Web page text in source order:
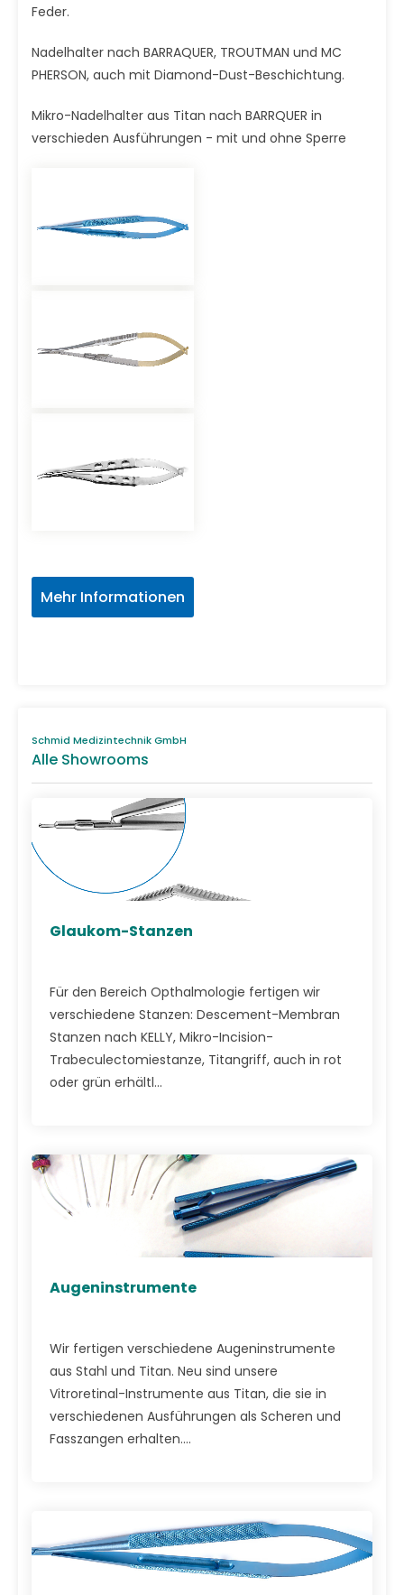
Feder.
Nadelhalter nach BARRAQUER, TROUTMAN und MC
PHERSON, auch mit Diamond-Dust-Beschichtung.
Mikro-Nadelhalter aus Titan nach BARRQUER in
verschieden Ausführungen - mit und ohne Sperre
Mehr Informationen
Schmid Medizintechnik GmbH
Alle Showrooms
Glaukom-Stanzen
Für den Bereich Opthalmologie fertigen wir
verschiedene Stanzen: Descement-Membran
Stanzen nach KELLY, Mikro-Incision-
Trabeculectomiestanze, Titangriff, auch in rot
oder grün erhältl...
Augeninstrumente
Wir fertigen verschiedene Augeninstrumente
aus Stahl und Titan. Neu sind unsere
Vitroretinal-Instrumente aus Titan, die sie in
verschiedenen Ausführungen als Scheren und
Fasszangen erhalten....